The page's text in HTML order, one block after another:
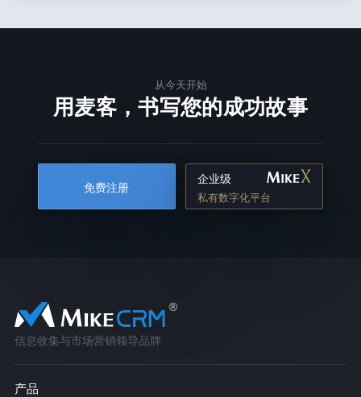
从今天开始
用麦客，书写您的成功故事
免费注册
企业级
私有数字化平台
信息收集与市场营销领导品牌
产品